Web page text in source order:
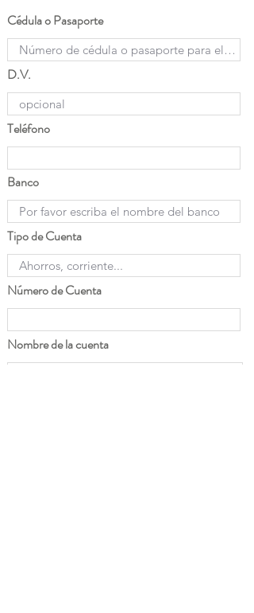
Cédula o Pasaporte
D.V.
Teléfono
Banco
Tipo de Cuenta
Número de Cuenta
Nombre de la cuenta